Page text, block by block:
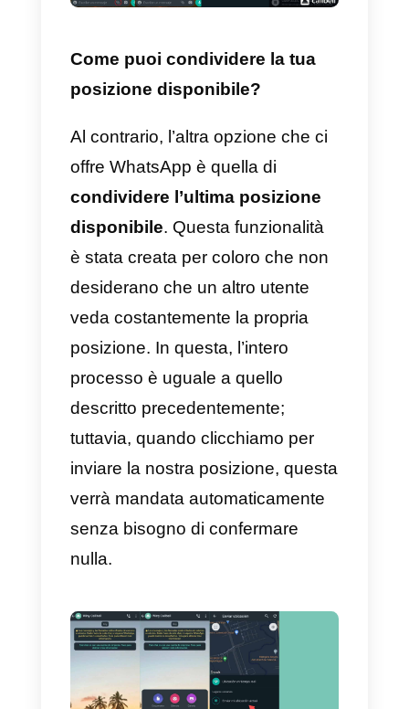
chat di WhatsApp. Cliccheremo
posizione in tempo reale
infine, l’app ci chiederà
diconfermarel’azione per
la posizione.
Come puoi condividere la tua
Al contrario, l’altra opzione che ci
offre WhatsApp è quella di